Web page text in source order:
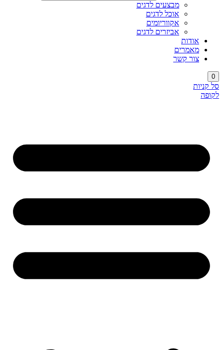
מבצעים לדגים
אוכל לדגים
אקווריומים
אביזרים לדגים
אודות
מאמרים
צור קשר
0
סל קניות
לקופה